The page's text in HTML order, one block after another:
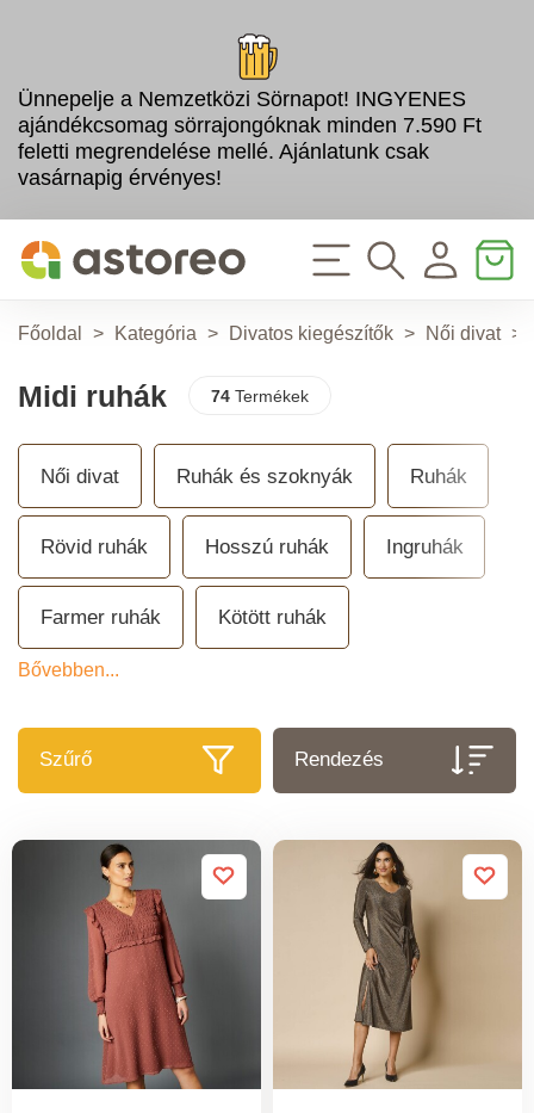
Ünnepelje a Nemzetközi Sörnapot! INGYENES
ajándékcsomag sörrajongóknak minden 7.590 Ft
feletti megrendelése mellé. Ajánlatunk csak
vasárnapig érvényes!
Főoldal > Kategória > Divatos kiegészítők > Női divat >
Midi ruhák 74Termékek
Női divat Ruhák és szoknyák Ruhák
Rövid ruhák Hosszú ruhák Ingruhák
Farmer ruhák Kötött ruhák
Bővebben...
Szűrő Rendezés